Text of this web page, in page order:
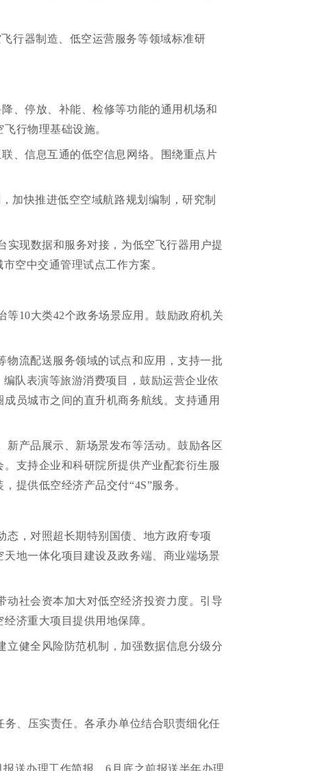
行器制造、低空运营服务等领域标准研
、停放、补能、检修等功能的通用机场和
行物理基础设施。
、信息互通的低空信息网络。围绕重点片
加快推进低空空域航路规划编制，研究制
实现数据和服务对接，为低空飞行器用户提
空中交通管理试点工作方案。
10大类42个政务场景应用。鼓励政府机关
物流配送服务领域的试点和应用，支持一批
队表演等旅游消费项目，鼓励运营企业依
员城市之间的直升机商务航线。支持通用
产品展示、新场景发布等活动。鼓励各区
支持企业和科研院所提供产业配套衍生服
提供低空经济产品交付“4S”服务。
态，对照超长期特别国债、地方政府专项
地一体化项目建设及政务端、商业端场景
动社会资本加大对低空经济投资力度。引导
济重大项目提供用地保障。
立健全风险防范机制，加强数据信息分级分
务、压实责任。各承办单位结合职责细化任
送办理工作简报，6月底之前报送半年办理